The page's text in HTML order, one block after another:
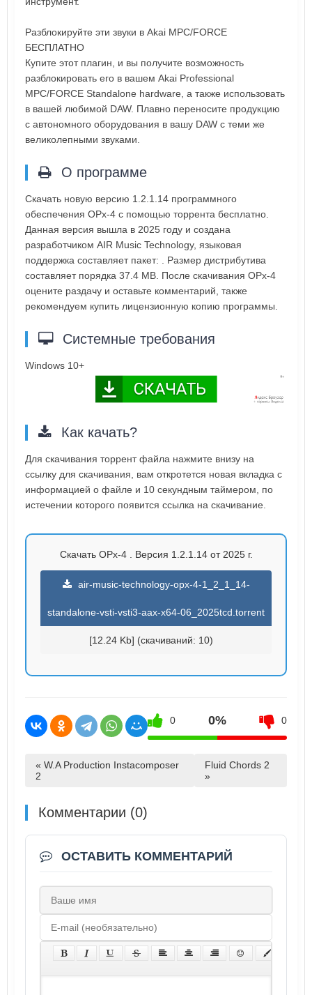
Разблокируйте эти звуки в Akai MPC/FORCE
БЕСПЛАТНО
Купите этот плагин, и вы получите возможность
разблокировать его в вашем Akai Professional
MPC/FORCE Standalone hardware, а также использовать
в вашей любимой DAW. Плавно переносите продукцию
с автономного оборудования в вашу DAW с теми же
великолепными звуками.
О программе
Скачать новую версию 1.2.1.14 программного
обеспечения OPx-4 с помощью торрента бесплатно.
Данная версия вышла в 2025 году и создана
разработчиком AIR Music Technology, языковая
поддержка составляет пакет: . Размер дистрибутива
составляет порядка 37.4 MB. После скачивания OPx-4
оцените раздачу и оставьте комментарий, также
рекомендуем купить лицензионную копию программы.
Системные требования
Windows 10+
Как качать?
Для скачивания торрент файла нажмите внизу на
ссылку для скачивания, вам откротется новая вкладка с
информацией о файле и 10 секундным таймером, по
истечении которого появится ссылка на скачивание.
Скачать OPx-4 . Версия 1.2.1.14 от 2025 г.
air-music-technology-opx-4-1_2_1_14-
standalone-vsti-vsti3-aax-x64-06_2025tcd.torrent
[12.24 Kb] (cкачиваний: 10)
0 0% 0
« W.A Production Instacomposer
2
Fluid Chords 2
»
Комментарии (0)
ОСТАВИТЬ КОММЕНТАРИЙ